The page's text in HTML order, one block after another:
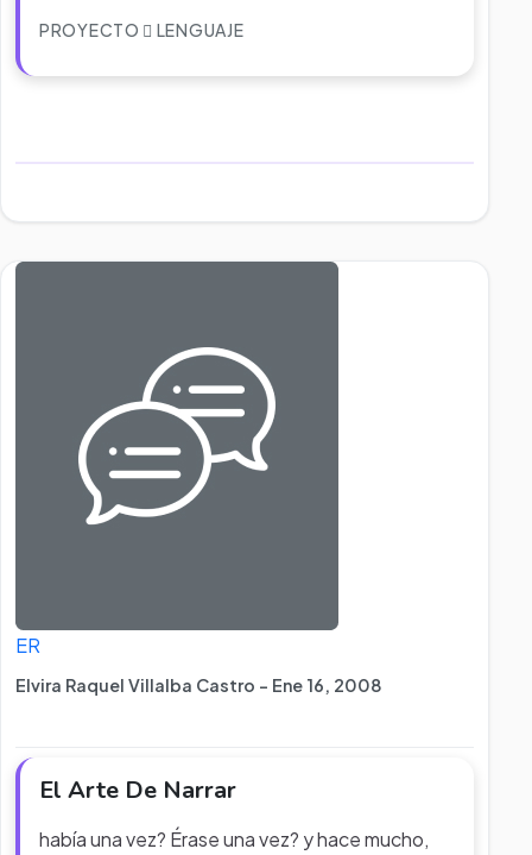
PROYECTO LENGUAJE
ER
Elvira Raquel Villalba Castro - Ene 16, 2008
El Arte De Narrar
había una vez? Érase una vez? y hace mucho,